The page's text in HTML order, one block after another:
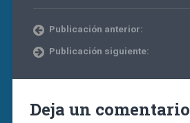
Publicación anterior:
Publicación siguiente:
Deja un comentario